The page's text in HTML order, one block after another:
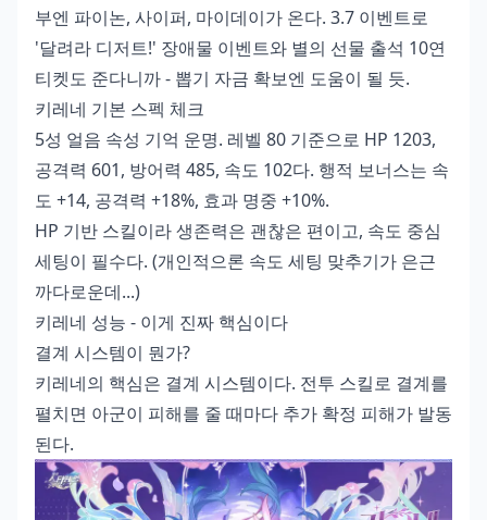
부엔 파이논, 사이퍼, 마이데이가 온다. 3.7 이벤트로
'달려라 디저트!' 장애물 이벤트와 별의 선물 출석 10연
티켓도 준다니까 - 뽑기 자금 확보엔 도움이 될 듯.
키레네 기본 스펙 체크
5성 얼음 속성 기억 운명. 레벨 80 기준으로 HP 1203,
공격력 601, 방어력 485, 속도 102다. 행적 보너스는 속
도 +14, 공격력 +18%, 효과 명중 +10%.
HP 기반 스킬이라 생존력은 괜찮은 편이고, 속도 중심
세팅이 필수다. (개인적으론 속도 세팅 맞추기가 은근
까다로운데...)
키레네 성능 - 이게 진짜 핵심이다
결계 시스템이 뭔가?
키레네의 핵심은 결계 시스템이다. 전투 스킬로 결계를
펼치면 아군이 피해를 줄 때마다 추가 확정 피해가 발동
된다.